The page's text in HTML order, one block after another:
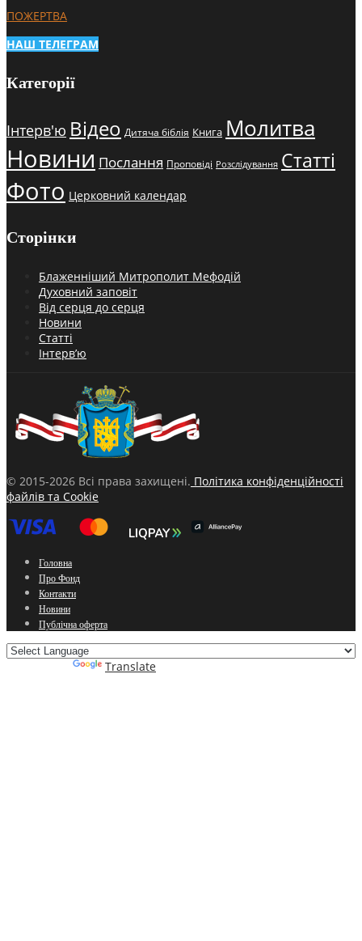
ПОЖЕРТВА
НАШ ТЕЛЕГРАМ
Категорії
Інтерв'ю Відео Дитяча біблія Книга Молитва
Новини Послання Проповіді Розслідування Статті
Фото Церковний календар
Сторінки
Блаженніший Митрополит Мефодій
Духовний заповіт
Від серця до серця
Новини
Статті
Інтерв’ю
© 2015-2026 Всі права захищені. Політика конфіденційності
файлів та Cookie
Головна
Про Фонд
Контакти
Новини
Публічна оферта
Translate